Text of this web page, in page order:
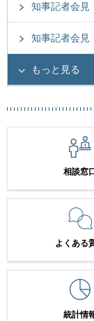
知事記者会見
知事記者会見
もっと見る
相談窓口
よくある
統計情